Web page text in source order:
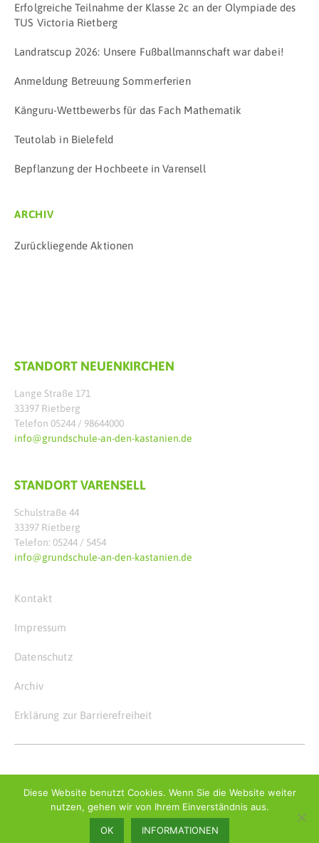
Erfolgreiche Teilnahme der Klasse 2c an der Olympiade des
TUS Victoria Rietberg
Landratscup 2026: Unsere Fußballmannschaft war dabei!
Anmeldung Betreuung Sommerferien
Känguru-Wettbewerbs für das Fach Mathematik
Teutolab in Bielefeld
Bepflanzung der Hochbeete in Varensell
ARCHIV
Zurückliegende Aktionen
STANDORT NEUENKIRCHEN
Lange Straße 171
33397 Rietberg
Telefon 05244 / 98644000
info@grundschule-an-den-kastanien.de
STANDORT VARENSELL
Schulstraße 44
33397 Rietberg
Telefon: 05244 / 5454
info@grundschule-an-den-kastanien.de
Kontakt
Impressum
Datenschutz
Archiv
Erklärung zur Barrierefreiheit
Diese Website benutzt Cookies. Wenn Sie die Website weiter
nutzen, gehen wir von Ihrem Einverständnis aus.
OK INFORMATIONEN